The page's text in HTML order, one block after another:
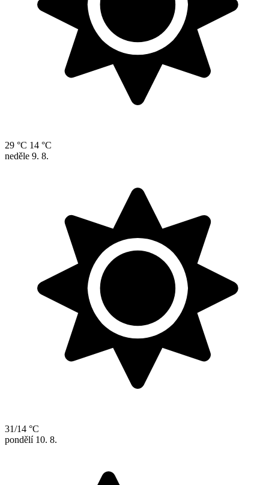
29 °C 14 °C
neděle 9. 8.
31/14 °C
pondělí 10. 8.